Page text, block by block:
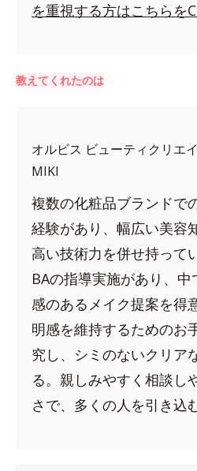
を重視する方はこちらを
教えてくれたのは
オルビス ビューティクリエ
MIKI
複数の化粧品ブランドで
経験があり、幅広い美容
高い技術力を併せ持って
BAの指導実施があり、
感のあるメイク提案を得
明感を維持するためのお
究し、シミのないクリア
る。親しみやすく相談し
さで、多くの人を引き込